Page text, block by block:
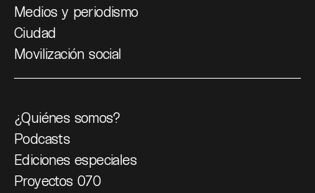
Medios y periodismo
Ciudad
Movilización social
¿Quiénes somos?
Podcasts
Ediciones especiales
Proyectos 070